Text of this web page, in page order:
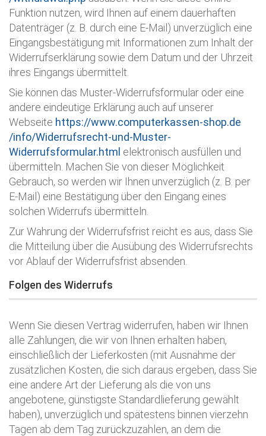
Funktion nutzen, wird Ihnen auf einem dauerhaften
Datenträger (z. B. durch eine E-Mail) unverzüglich eine
Eingangsbestätigung mit Informationen zum Inhalt der
Widerrufserklärung sowie dem Datum und der Uhrzeit
ihres Eingangs übermittelt.
Sie können das Muster-Widerrufsformular oder eine
andere eindeutige Erklärung auch auf unserer
Webseite https://www.computerkassen-shop.de
/info/Widerrufsrecht-und-Muster-
Widerrufsformular.html elektronisch ausfüllen und
übermitteln. Machen Sie von dieser Möglichkeit
Gebrauch, so werden wir Ihnen unverzüglich (z. B. per
E-Mail) eine Bestätigung über den Eingang eines
solchen Widerrufs übermitteln.
Zur Wahrung der Widerrufsfrist reicht es aus, dass Sie
die Mitteilung über die Ausübung des Widerrufsrechts
vor Ablauf der Widerrufsfrist absenden.
Folgen des Widerrufs
Wenn Sie diesen Vertrag widerrufen, haben wir Ihnen
alle Zahlungen, die wir von Ihnen erhalten haben,
einschließlich der Lieferkosten (mit Ausnahme der
zusätzlichen Kosten, die sich daraus ergeben, dass Sie
eine andere Art der Lieferung als die von uns
angebotene, günstigste Standardlieferung gewählt
haben), unverzüglich und spätestens binnen vierzehn
Tagen ab dem Tag zurückzuzahlen, an dem die